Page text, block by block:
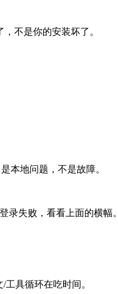
不是你的安装坏了。
本地问题，不是故障。
录失败，看看上面的横幅。
具循环在吃时间。